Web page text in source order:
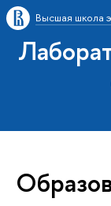
Высшая школа